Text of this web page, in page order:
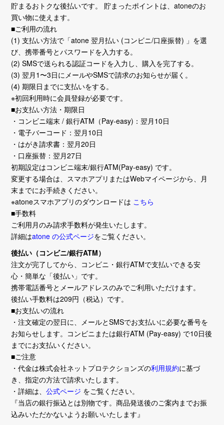
貯まるおトクな後払いです。 貯まったポイントは、atoneのお
買い物に使えます。
■ご利用の流れ
(1) 支払い方法で「atone 翌月払い (コンビニ/口座振替) 」を選
び、携帯番号とパスワードを入力する。
(2) SMSで送られる認証コードを入力し、購入を完了する。
(3) 翌月1〜3日にメールやSMSで請求のお知らせが届く。
(4) 期限日までに支払いをする。
※初回利用時に会員登録が必要です。
■お支払い方法・期限日
・コンビニ端末 / 銀行ATM（Pay-easy)：翌月10日
・電子バーコード：翌月10日
・はがき請求書：翌月20日
・口座振替：翌月27日
初期設定はコンビニ端末/銀行ATM(Pay-easy) です。
変更する場合は、スマホアプリまたはWebマイページから、月
末までにお手続きください。
※atoneスマホアプリのダウンロードは こちら
■手数料
ご利用月のみ請求手数料が発生いたします。
詳細はatone の公式ページをご覧ください。
後払い（コンビニ/銀行ATM）
注文が完了してから、コンビニ・銀行ATMで支払いできる安
心・簡単な「後払い」です。
携帯電話番号とメールアドレスのみでご利用いただけます。
後払い手数料は209円（税込）です。
■お支払いの流れ
・注文確定の翌日に、メールとSMSでお支払いに必要な番号を
お知らせします。コンビニまたは銀行ATM (Pay-easy) で10日後
までにお支払いください。
■ご注意
・代金は株式会社ネットプロテクションズの利用規約に基づ
き、指定の方法で請求いたします。
・詳細は、公式ページ をご覧ください。
『当店の銀行振込とは別物です。商品発送後のご案内までお振
込みいただかないようお願いいたします』